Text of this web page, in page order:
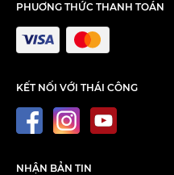
PHUƠNG THỨC THANH TOÁN
KẾT NỐI VỚI THÁI CÔNG
NHẬN BẢN TIN